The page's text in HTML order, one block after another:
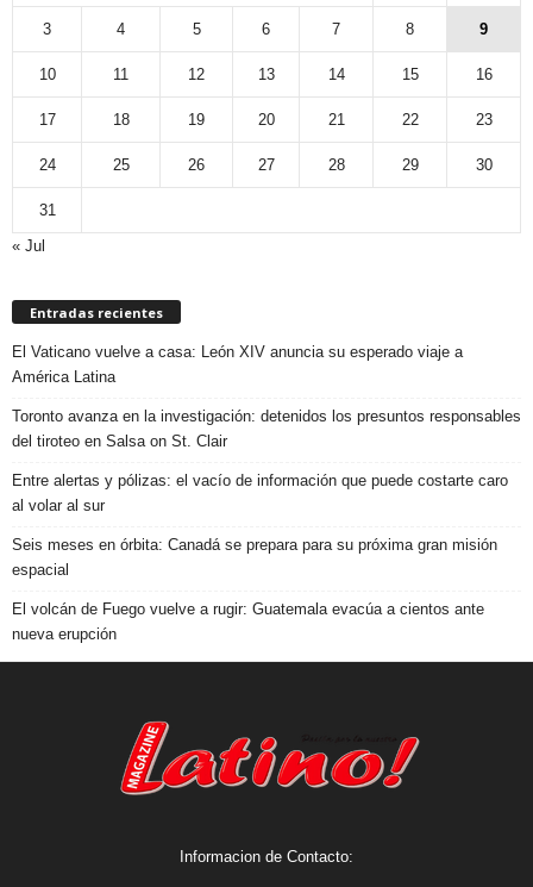
3 4 5 6 7 8 9
10 11 12 13 14 15 16
17 18 19 20 21 22 23
24 25 26 27 28 29 30
31
« Jul
Entradas recientes
El Vaticano vuelve a casa: León XIV anuncia su esperado viaje a
América Latina
Toronto avanza en la investigación: detenidos los presuntos responsables
del tiroteo en Salsa on St. Clair
Entre alertas y pólizas: el vacío de información que puede costarte caro
al volar al sur
Seis meses en órbita: Canadá se prepara para su próxima gran misión
espacial
El volcán de Fuego vuelve a rugir: Guatemala evacúa a cientos ante
nueva erupción
Informacion de Contacto: